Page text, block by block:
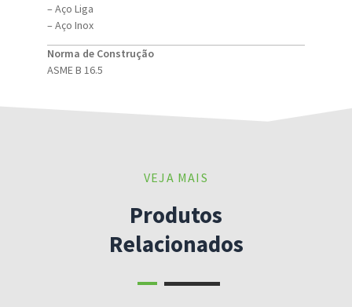
– Aço Liga
– Aço Inox
Norma de Construção
ASME B 16.5
VEJA MAIS
Produtos
Relacionados